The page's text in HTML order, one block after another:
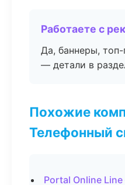
Работаете с
Да, баннеры,
— детали в
Похожие
Телефонный
Portal Online